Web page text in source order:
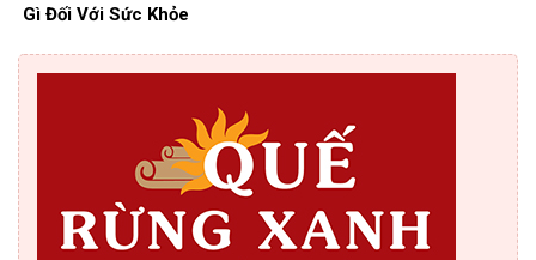
Gì Đối Với Sức Khỏe